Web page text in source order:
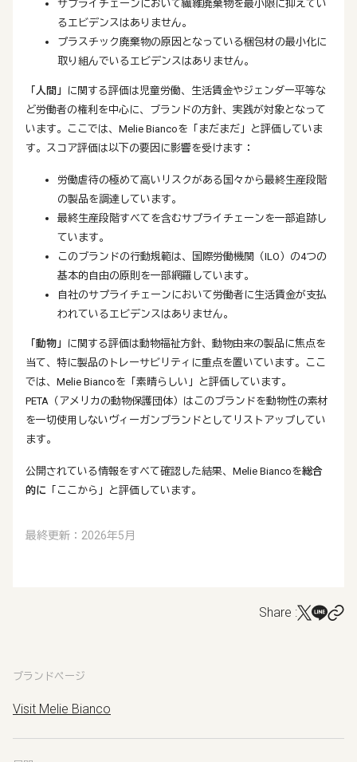
サプライチェーンにおいて繊維廃棄物を最小限に抑えてい
るエビデンスはありません。
プラスチック廃棄物の原因となっている梱包材の最小化に
取り組んでいるエビデンスはありません。
「人間」
に関する評価は児童労働、生活賃金やジェンダー平等な
ど労働者の権利を中心に、ブランドの方針、実践が対象となって
います。ここでは、Melie Biancoを「まだまだ」と評価していま
す。スコア評価は以下の要因に影響を受けます：
労働虐待の極めて高いリスクがある国々から最終生産段階
の製品を調達しています。
最終生産段階すべてを含むサプライチェーンを一部追跡し
ています。
このブランドの行動規範は、国際労働機関（ILO）の4つの
基本的自由の原則を一部網羅しています。
自社のサプライチェーンにおいて労働者に生活賃金が支払
われているエビデンスはありません。
「動物」
に関する評価は動物福祉方針、動物由来の製品に焦点を
当て、特に製品のトレーサビリティに重点を置いています。ここ
では、Melie Biancoを「素晴らしい」と評価しています。
PETA（アメリカの動物保護団体）はこのブランドを動物性の素材
を一切使用しないヴィーガンブランドとしてリストアップしてい
ます。
公開されている情報をすべて確認した結果、Melie Biancoを総合
的に 「ここから」と評価しています。
最終更新：2026年5月
Share :
ブランドページ
Visit Melie Bianco